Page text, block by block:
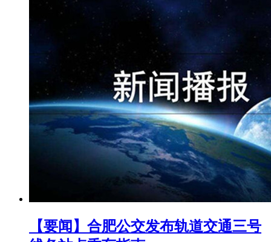
【要闻】合肥公交发布轨道交通三号